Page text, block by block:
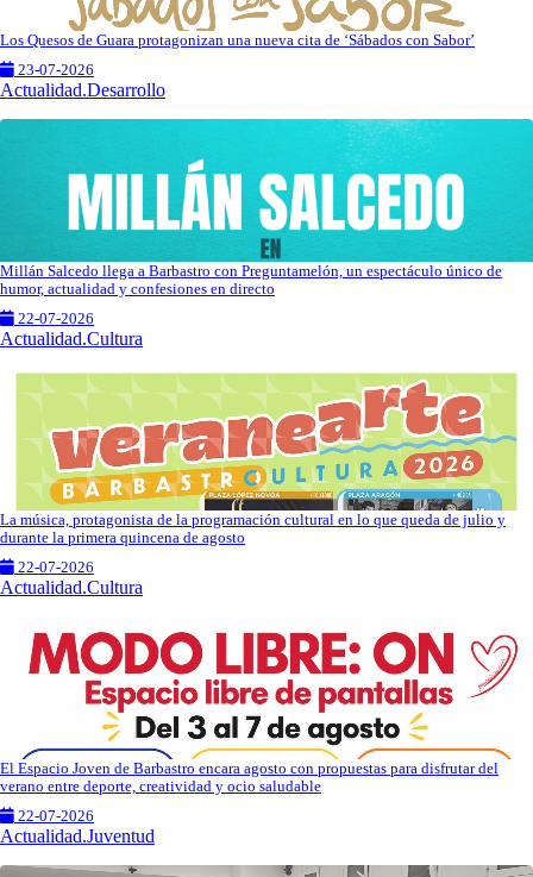
Los Quesos de Guara protagonizan una nueva cita de ‘Sábados con Sabor’
23-07-2026
Actualidad.Desarrollo
Millán Salcedo llega a Barbastro con Preguntamelón, un espectáculo único de
humor, actualidad y confesiones en directo
22-07-2026
Actualidad.Cultura
La música, protagonista de la programación cultural en lo que queda de julio y
durante la primera quincena de agosto
22-07-2026
Actualidad.Cultura
El Espacio Joven de Barbastro encara agosto con propuestas para disfrutar del
verano entre deporte, creatividad y ocio saludable
22-07-2026
Actualidad.Juventud